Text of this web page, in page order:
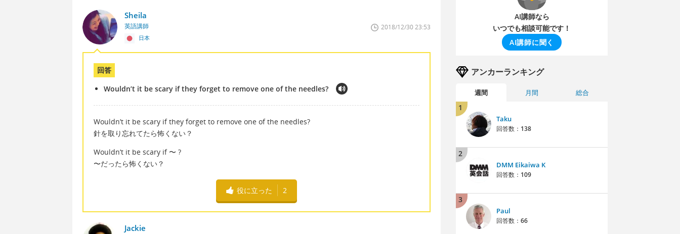
Sheila
英語講師
日本
2018/12/30 23:53
回答
Wouldn’t it be scary if they forget to remove one of the needles?
Wouldn’t it be scary if they forget to remove one of the needles?
針を取り忘れてたら怖くない？
Wouldn’t it be scary if 〜 ?
〜だったら怖くない？
役に立った 2
Jackie
AI講師なら
いつでも相談可能です！
AI講師に聞く
アンカーランキング
週間 月間 総合
1
Taku
回答数： 138
2
DMM Eikaiwa K
回答数： 109
3
Paul
回答数： 66